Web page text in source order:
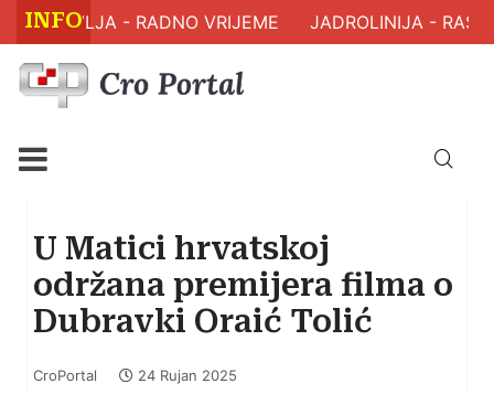
INFO
ZDRAVLJA - RADNO VRIJEME JADROLINIJA -
U Matici hrvatskoj
održana premijera filma o
Dubravki Oraić Tolić
CroPortal 24 Rujan 2025